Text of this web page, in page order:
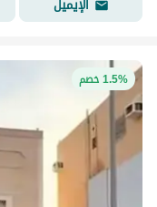
الإيميل
1.5% خصم